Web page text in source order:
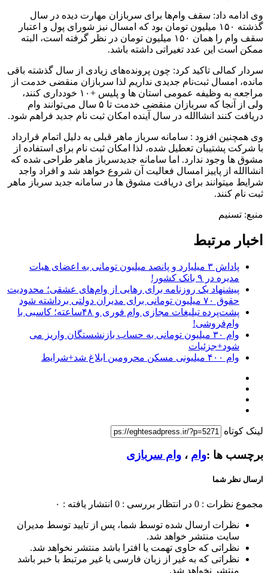
وی ادامه داد: سقف وام‌ها برای سربازان مهارت دیده در سال
گذشته ۱۵۰ میلیون تومان بود که امسال نیز شورای پول و اعتبار
سقف وام را همان ۱۵۰ میلیون تومان در نظر گرفته است، البته
ممکن است این عدد تغیراتی داشته باشد.
سردار کمالی تاکید کرد: چون پرونده‌های زیادی از سال گذشته باقی
مانده، امسال ثبت‌نام جدیدی نداریم لذا سربازان منقضی خدمت از
مراجعه به وظیفه عمومی استان ها و پلیس +۱۰ خودداری کنند،
ولی از آنجا که سربازان منقضی خدمت تا ۵ سال می‌توانند وام
دریافت کنند انشاالله در سال آینده امکان ثبت نام جدید فراهم شود.
وی همچنین افزود : سامانه سرباز ماهر قبلی به دلیل اتمام قرارداد
با شرکت پشتیبان تعطیل شده، لذا امکان ثبت نام برای استفاده از
مشوق ها وجود ندارد. اما سامانه جدیدسرباز ماهر طراحی شده که
انشاالله از پاییز امسال فعالیت آن شروع خواهد شد و افراد واجد
شرایط میتوانند برای دریافت مشوق ها در سامانه جدید سرباز ماهر
ثبت نام کنند.
منبع: تسنیم
اخبار مرتبط
پاداش ۳ میلیارد و پانصد میلیون تومانی به اعضای هیات
مدیره در ۹ بانک کشور!
پیشنهاد یک روزنامه برای رهایی از وام‌های عشقی؛ محدودیت
حقوق ۷۰ میلیون تومانی برای مدیران دولتی برداشته شود
پشت‌پرده تبلیغات مجازی وام فوری و ۴۸ساعته؛ کاسبی با
وام‌فروشی!
وام ۳۰ میلیون تومانی به حساب بازنشستگان واریز می
شود+جزئیات
وام ۴۰۰ میلیونی مسکن محرومین ابلاغ شد+شرایط
لینک کوتاه
برچسب ها :وام ، وام سربازی
ارسال نظر شما
مجموع نظرات : 0 در انتظار بررسی : 0 انتشار یافته : ۰
نظرات ارسال شده توسط شما، پس از تایید توسط مدیران
سایت منتشر خواهد شد.
نظراتی که حاوی تهمت یا افترا باشد منتشر نخواهد شد.
نظراتی که به غیر از زبان فارسی یا غیر مرتبط با خبر باشد
منتشر نخواهد شد.